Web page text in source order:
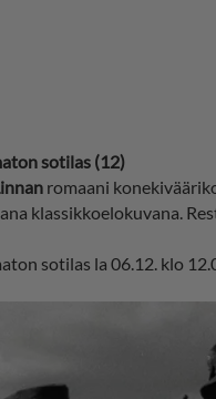
sotilas (12)
romaani
klassikkoelokuvana.
sotilas la 06.12. klo